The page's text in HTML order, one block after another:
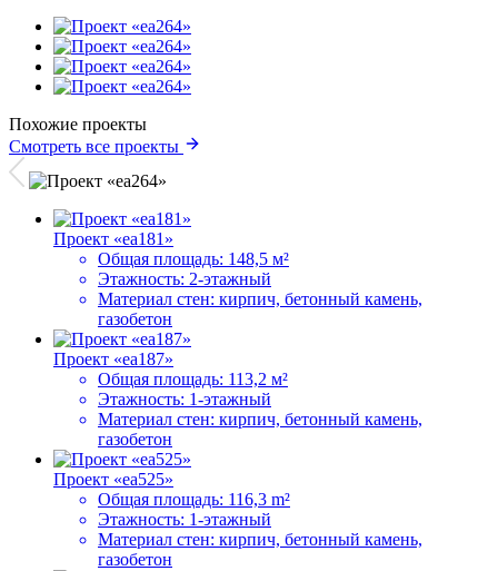
Похожие проекты
Смотреть все проекты
Проект «ea181»
Общая площадь: 148,5 м²
Этажность: 2-этажный
Материал стен: кирпич, бетонный камень,
газобетон
Проект «ea187»
Общая площадь: 113,2 м²
Этажность: 1-этажный
Материал стен: кирпич, бетонный камень,
газобетон
Проект «ea525»
Общая площадь: 116,3 m²
Этажность: 1-этажный
Материал стен: кирпич, бетонный камень,
газобетон